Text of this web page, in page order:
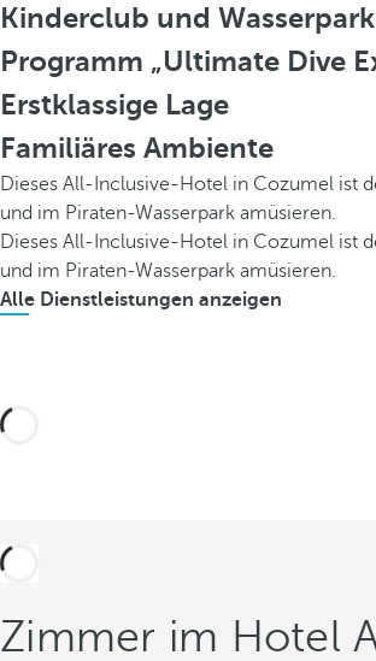
Kinderclub und Wasserpark
Programm „Ultimate Dive
Erstklassige Lage
Familiäres Ambiente
Dieses All-Inclusive-Hotel in Cozumel ist
und im Piraten-Wasserpark amüsieren.
Dieses All-Inclusive-Hotel in Cozumel ist
und im Piraten-Wasserpark amüsieren.
Alle Dienstleistungen anzeigen
Zimmer im Hotel